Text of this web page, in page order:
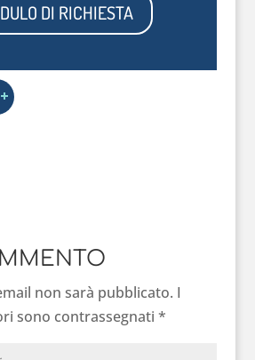
DI RICHIESTA
non sarà pubblicato. I
sono contrassegnati *